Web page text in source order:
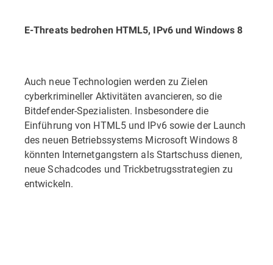
E-Threats bedrohen HTML5, IPv6 und Windows 8
Auch neue Technologien werden zu Zielen
cyberkrimineller Aktivitäten avancieren, so die
Bitdefender-Spezialisten. Insbesondere die
Einführung von HTML5 und IPv6 sowie der Launch
des neuen Betriebssystems Microsoft Windows 8
könnten Internetgangstern als Startschuss dienen,
neue Schadcodes und Trickbetrugsstrategien zu
entwickeln.